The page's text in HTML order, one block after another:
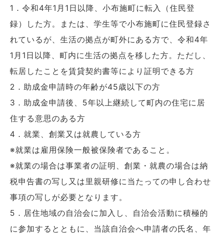
1．令和4年1月1日以降、小布施町に転入（住民登
録）した方。または、学生等で小布施町に住民登録さ
れているが、生活の拠点が町外にある方で、令和4年
1月1日以降、町内に生活の拠点を移した方。ただし、
転居したことを賃貸契約書等により証明できる方
2．助成金申請時の年齢が45歳以下の方
3．助成金申請後、5年以上継続して町内の住宅に居
住する意思のある方
4．就業、創業又は就農している方
※就業は雇用保険一般被保険者であること。
※就業の場合は事業者の証明、創業・就農の場合は納
税申告書の写し又は里親研修に当たっての申し合わせ
事項の写しが必要となります。
5．居住地域の自治会に加入し、自治会活動に積極的
に参加するとともに、当該自治会へ申請者の氏名、年